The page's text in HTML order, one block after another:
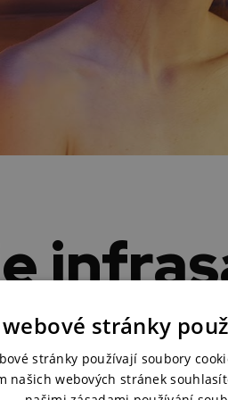
abachi, cedr? Anebo
Ale na to jsme zvyklí.
stránky
stránky používají soubory
našich webových stránek